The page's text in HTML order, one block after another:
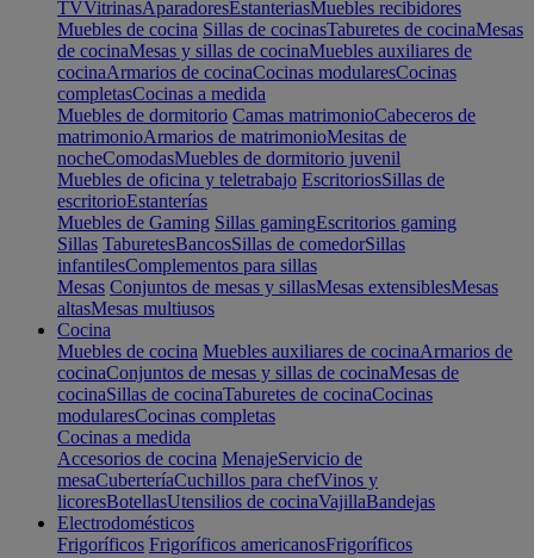
TVVitrinasAparadoresEstanteriasMuebles recibidores
Muebles de cocina Sillas de cocinasTaburetes de cocinaMesas
de cocinaMesas y sillas de cocinaMuebles auxiliares de
cocinaArmarios de cocinaCocinas modularesCocinas
completasCocinas a medida
Muebles de dormitorio Camas matrimonioCabeceros de
matrimonioArmarios de matrimonioMesitas de
nocheComodasMuebles de dormitorio juvenil
Muebles de oficina y teletrabajo EscritoriosSillas de
escritorioEstanterías
Muebles de Gaming Sillas gamingEscritorios gaming
Sillas TaburetesBancosSillas de comedorSillas
infantilesComplementos para sillas
Mesas Conjuntos de mesas y sillasMesas extensiblesMesas
altasMesas multiusos
Cocina
Muebles de cocina Muebles auxiliares de cocinaArmarios de
cocinaConjuntos de mesas y sillas de cocinaMesas de
cocinaSillas de cocinaTaburetes de cocinaCocinas
modularesCocinas completas
Cocinas a medida
Accesorios de cocina MenajeServicio de
mesaCuberteríaCuchillos para chefVinos y
licoresBotellasUtensilios de cocinaVajillaBandejas
Electrodomésticos
Frigoríficos Frigoríficos americanosFrigoríficos